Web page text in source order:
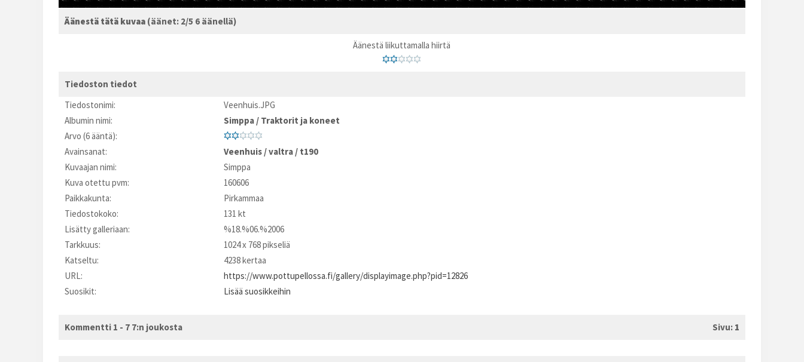
Äänestä tätä kuvaa (äänet: 2/5 6 äänellä)
Äänestä liikuttamalla hiirtä
Tiedoston tiedot
Tiedostonimi:
Veenhuis.JPG
Albumin nimi:
Simppa / Traktorit ja koneet
Arvo (6 ääntä):
Avainsanat:
Veenhuis /valtra / t190
Kuvaajan nimi:
Simppa
Kuva otettu pvm:
160606
Paikkakunta:
Pirkammaa
Tiedostokoko:
131 kt
Lisätty galleriaan:
%18.%06.%2006
Tarkkuus:
1024 x 768 pikseliä
Katseltu:
4238 kertaa
URL:
https://www.pottupellossa.fi/gallery/displayimage.php?pid=12826
Suosikit:
Lisää suosikkeihin
Kommentti 1 - 7 7:n joukosta Sivu: 1